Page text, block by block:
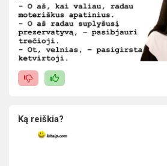
Ką reiškia?